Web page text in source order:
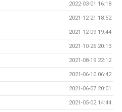
2022-03-01 16:18
2021-12-21 18:52
2021-12-09 19:44
2021-10-26 20:13
2021-08-19 22:12
2021-06-10 06:42
2021-06-07 20:01
2021-05-02 14:44